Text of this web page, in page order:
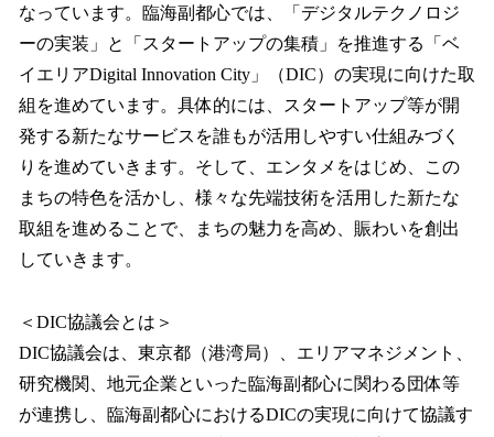
なっています。臨海副都⼼では、「デジタルテクノロジ
ーの実装」と「スタートアップの集積」を推進する「ベ
イエリアDigital Innovation City」（DIC）の実現に向けた取
組を進めています。具体的には、スタートアップ等が開
発する新たなサービスを誰もが活⽤しやすい仕組みづく
りを進めていきます。そして、エンタメをはじめ、この
まちの特⾊を活かし、様々な先端技術を活⽤した新たな
取組を進めることで、まちの魅⼒を⾼め、賑わいを創出
していきます。
＜DIC協議会とは＞
DIC協議会は、東京都（港湾局）、エリアマネジメント、
研究機関、地元企業といった臨海副都⼼に関わる団体等
が連携し、臨海副都⼼におけるDICの実現に向けて協議す